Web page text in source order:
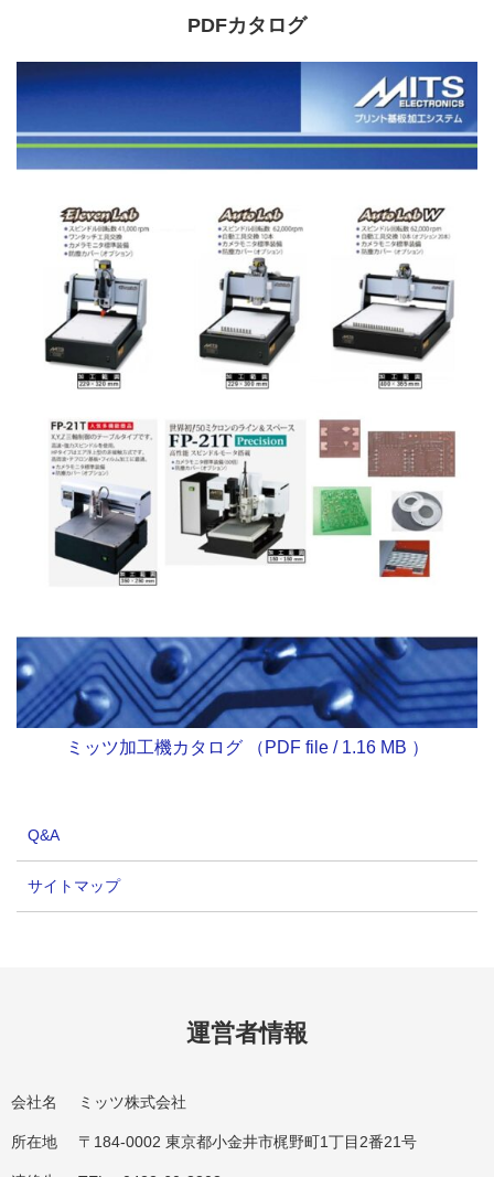
PDFカタログ
ミッツ加工機カタログ （PDF file / 1.16 MB ）
Q&A
サイトマップ
運営者情報
会社名 ミッツ株式会社
所在地 〒184-0002 東京都小金井市梶野町1丁目2番21号